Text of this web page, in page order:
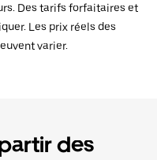
Des tarifs forfaitaires et
Les prix réels des
varier.
des